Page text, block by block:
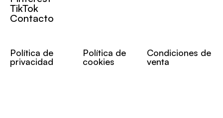
TikTok
Contacto
Política de
privacidad
Política de
cookies
Condiciones de
venta